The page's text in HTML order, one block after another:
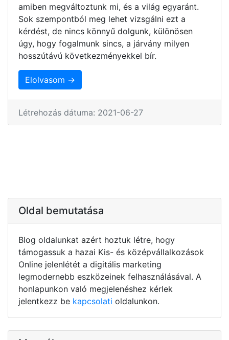
amiben megváltoztunk mi, és a világ egyaránt.
Sok szempontból meg lehet vizsgálni ezt a
kérdést, de nincs könnyű dolgunk, különösen
úgy, hogy fogalmunk sincs, a járvány milyen
hosszútávú következményekkel bír.
Elolvasom →
Létrehozás dátuma: 2021-06-27
Oldal bemutatása
Blog oldalunkat azért hoztuk létre, hogy
támogassuk a hazai Kis- és középvállalkozások
Online jelenlétét a digitális marketing
legmodernebb eszközeinek felhasználásával. A
honlapunkon való megjelenéshez kérlek
jelentkezz be kapcsolati oldalunkon.